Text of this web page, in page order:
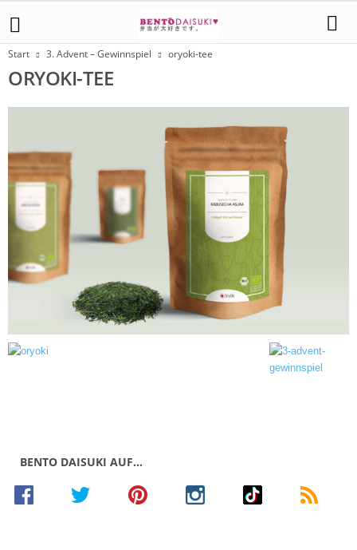
Start 3. Advent – Gewinnspiel oryoki-tee
ORYOKI-TEE
BENTO DAISUKI AUF…